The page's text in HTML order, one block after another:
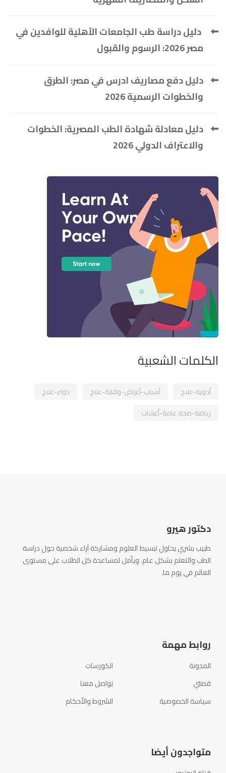
دليل دراسة طب الجامعات الأهلية للوافدين في
مصر 2026: الرسوم والقبول
دليل دفع مصاريف ادرس في مصر: الطرق
والخطوات الرسمية 2026
دليل معادلة شهادة الطب المصرية: الخطوات
والاعتراف الدولي 2026
الكلمات الشعبية
أدوية-علاج أسباب-أعراض-وقاية-علاج
دواء-علاج
رياضة-صحة عامة-أعشاب
دكتور هيرو
طبيب بشري يحاول تبسيط العلوم ومشاركة آراء شخصية حول دراسة
الطب والتعلم بشكل عام، ويأمل لمساعدة كل الطلاب على مستوى
العالم في يوم ما.
روابط مهمة
المدونة
الكورسات
قصتي
تواصل معنا
سياسة الخصوصية
الشروط والأحكام
متواجدون أيضا